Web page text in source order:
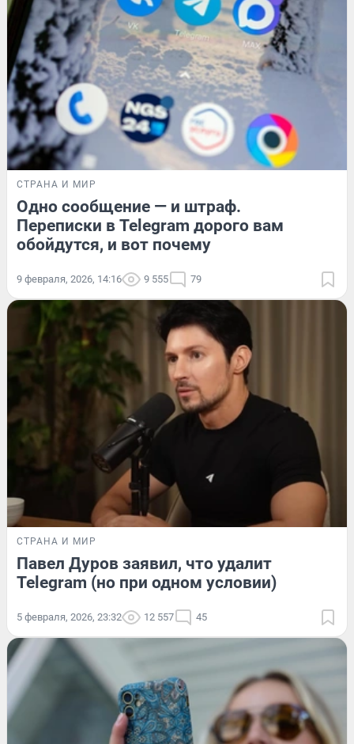
СТРАНА И МИР
Одно сообщение — и штраф.
Переписки в Telegram дорого вам
обойдутся, и вот почему
9 февраля, 2026, 14:16 9 555 79
СТРАНА И МИР
Павел Дуров заявил, что удалит
Telegram (но при одном условии)
5 февраля, 2026, 23:32 12 557 45